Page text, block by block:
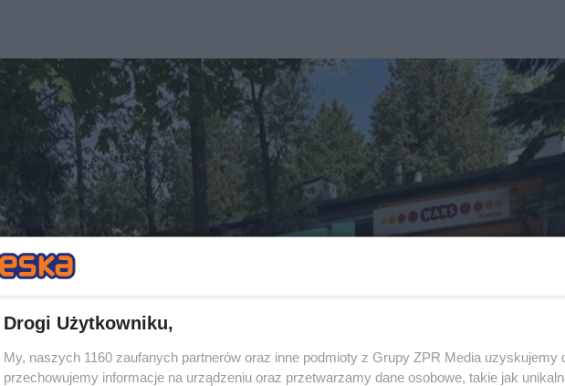
Drogi Użytkowniku,
My, naszych 1160 zaufanych partnerów oraz inne podmioty z Grupy ZPR Media uzyskujemy
przechowujemy informacje na urządzeniu oraz przetwarzamy dane osobowe, takie jak